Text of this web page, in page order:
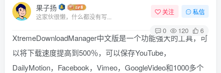
果子扬
这家伙很懒，什么都没有写...
关注 私信
0 120 6
XtremeDownloadManager中文版是一个功能强大的工具，可
以将下载速度提高到500％，可以保存YouTube，
DailyMotion，Facebook，Vimeo，GoogleVideo和1000多个